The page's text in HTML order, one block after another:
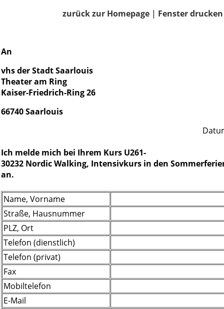
zurück zur Homepage | Fenster drucken
An
vhs der Stadt Saarlouis
Theater am Ring
Kaiser-Friedrich-Ring 26
66740 Saarlouis
Ich melde mich bei Ihrem Kurs U261-
30232 Nordic Walking, Intensivkurs in den
an.
Name, Vorname
Straße, Hausnummer
PLZ, Ort
Telefon (dienstlich)
Telefon (privat)
Fax
Mobiltelefon
E-Mail